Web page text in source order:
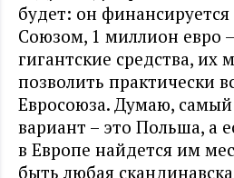
будет: он
Союзом, 1 миллион евро
гигантские средства, их
позволить практически
Евросоюза. Думаю,
вариант – это Польша, а
в Европе найдется им
быть любая